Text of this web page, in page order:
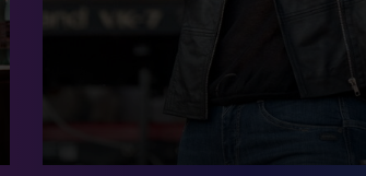
Schwiizergo
ofe